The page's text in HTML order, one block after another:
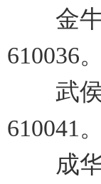
金牛
610036
武侯
610041
成华